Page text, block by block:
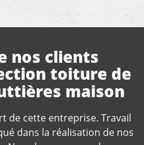
nos clients
et
gouttière
Seul petit hic ❗️pas je n'ai
le début des travaux❗️"